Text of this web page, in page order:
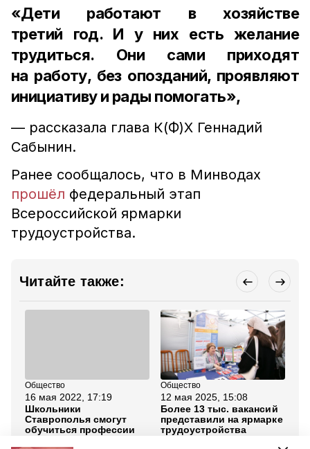
«Дети работают в хозяйстве
третий год. И у них есть желание
трудиться. Они сами приходят
на работу, без опозданий, проявляют
инициативу и рады помогать»,
— рассказала глава К(Ф)Х Геннадий
Сабынин.
Ранее сообщалось, что в Минводах
прошёл федеральный этап
Всероссийской ярмарки
трудоустройства.
Читайте также:
Общество
16 мая 2022, 17:19
Школьники
Ставрополья смогут
обучиться профессии
Общество
12 мая 2025, 15:08
Более 13 тыс. вакансий
представили на ярмарке
трудоустройства